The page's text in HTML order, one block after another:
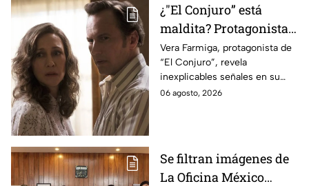
¿"El Conjuro” está
maldita? Protagonista
revela INQUIETANTES
señales en su cuerpo
durante la grabación de
la película
Vera Farmiga, protagonista de
“El Conjuro”, revela
inexplicables señales en su
cuerpo durante el rodaje de la
06 agosto, 2026
Se filtran imágenes de
La Oficina México